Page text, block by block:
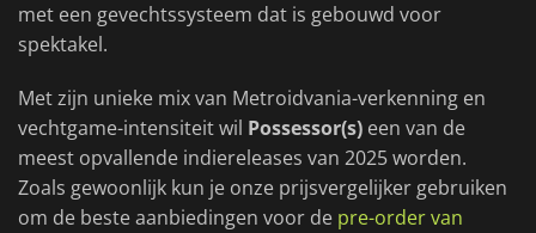
met een gevechtssysteem dat is gebouwd voor
spektakel.
Met zijn unieke mix van Metroidvania-verkenning en
vechtgame-intensiteit wil Possessor(s) een van de
meest opvallende indiereleases van 2025 worden.
Zoals gewoonlijk kun je onze prijsvergelijker gebruiken
om de beste aanbiedingen voor de pre-order van